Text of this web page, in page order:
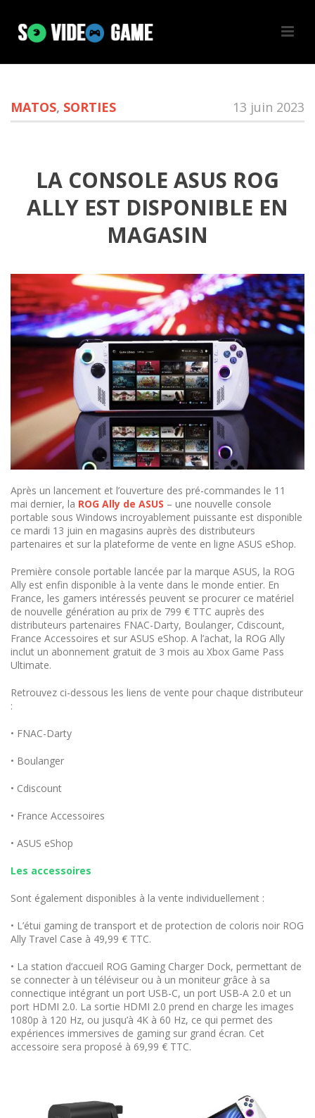
MATOS, SORTIES 13 juin 2023
LA CONSOLE ASUS ROG
ALLY EST DISPONIBLE EN
MAGASIN
Après un lancement et l’ouverture des pré-commandes le 11
mai dernier, la ROG Ally de ASUS – une nouvelle console
portable sous Windows incroyablement puissante est disponible
ce mardi 13 juin en magasins auprès des distributeurs
partenaires et sur la plateforme de vente en ligne ASUS eShop.
Première console portable lancée par la marque ASUS, la ROG
Ally est enfin disponible à la vente dans le monde entier. En
France, les gamers intéressés peuvent se procurer ce matériel
de nouvelle génération au prix de 799 € TTC auprès des
distributeurs partenaires FNAC-Darty, Boulanger, Cdiscount,
France Accessoires et sur ASUS eShop. A l’achat, la ROG Ally
inclut un abonnement gratuit de 3 mois au Xbox Game Pass
Ultimate.
Retrouvez ci-dessous les liens de vente pour chaque distributeur
:
• FNAC-Darty
• Boulanger
• Cdiscount
• France Accessoires
• ASUS eShop
Les accessoires
Sont également disponibles à la vente individuellement :
• L’étui gaming de transport et de protection de coloris noir ROG
Ally Travel Case à 49,99 € TTC.
• La station d’accueil ROG Gaming Charger Dock, permettant de
se connecter à un téléviseur ou à un moniteur grâce à sa
connectique intégrant un port USB-C, un port USB-A 2.0 et un
port HDMI 2.0. La sortie HDMI 2.0 prend en charge les images
1080p à 120 Hz, ou jusqu’à 4K à 60 Hz, ce qui permet des
expériences immersives de gaming sur grand écran. Cet
accessoire sera proposé à 69,99 € TTC.